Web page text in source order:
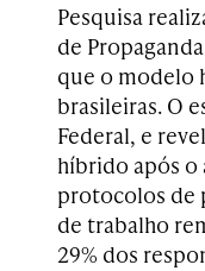
Pesquisa
de
que o modelo
brasileiras. O
Federal, e
híbrido após o
protocolos de
de trabalho
29% dos